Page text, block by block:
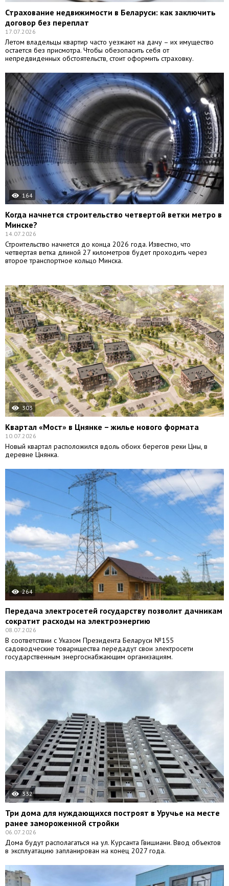
Страхование недвижимости в Беларуси: как заключить
договор без переплат
17.07.2026
Летом владельцы квартир часто уезжают на дачу – их имущество
остается без присмотра. Чтобы обезопасить себя от
непредвиденных обстоятельств, стоит оформить страховку.
164
Когда начнется строительство четвертой ветки метро в
Минске?
14.07.2026
Строительство начнется до конца 2026 года. Известно, что
четвертая ветка длиной 27 километров будет проходить через
второе транспортное кольцо Минска.
303
Квартал «Мост» в Цнянке – жилье нового формата
10.07.2026
Новый квартал расположился вдоль обоих берегов реки Цны, в
деревне Цнянка.
264
Передача электросетей государству позволит дачникам
сократит расходы на электроэнергию
08.07.2026
В соответствии с Указом Президента Беларуси №155
садоводческие товарищества передадут свои электросети
государственным энергоснабжающим организациям.
332
Три дома для нуждающихся построят в Уручье на месте
ранее замороженной стройки
06.07.2026
Дома будут располагаться на ул. Курсанта Гвишиани. Ввод объектов
в эксплуатацию запланирован на конец 2027 года.